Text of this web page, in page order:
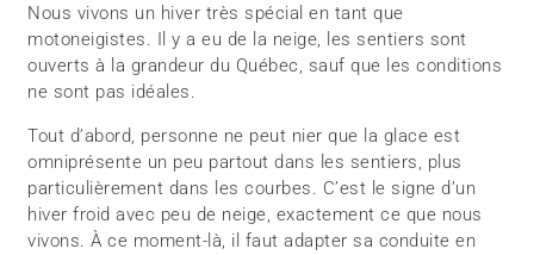
Nous vivons un hiver très spécial en tant que
motoneigistes. Il y a eu de la neige, les sentiers sont
ouverts à la grandeur du Québec, sauf que les conditions
ne sont pas idéales.
Tout d’abord, personne ne peut nier que la glace est
omniprésente un peu partout dans les sentiers, plus
particulièrement dans les courbes. C’est le signe d’un
hiver froid avec peu de neige, exactement ce que nous
vivons. À ce moment-là, il faut adapter sa conduite en